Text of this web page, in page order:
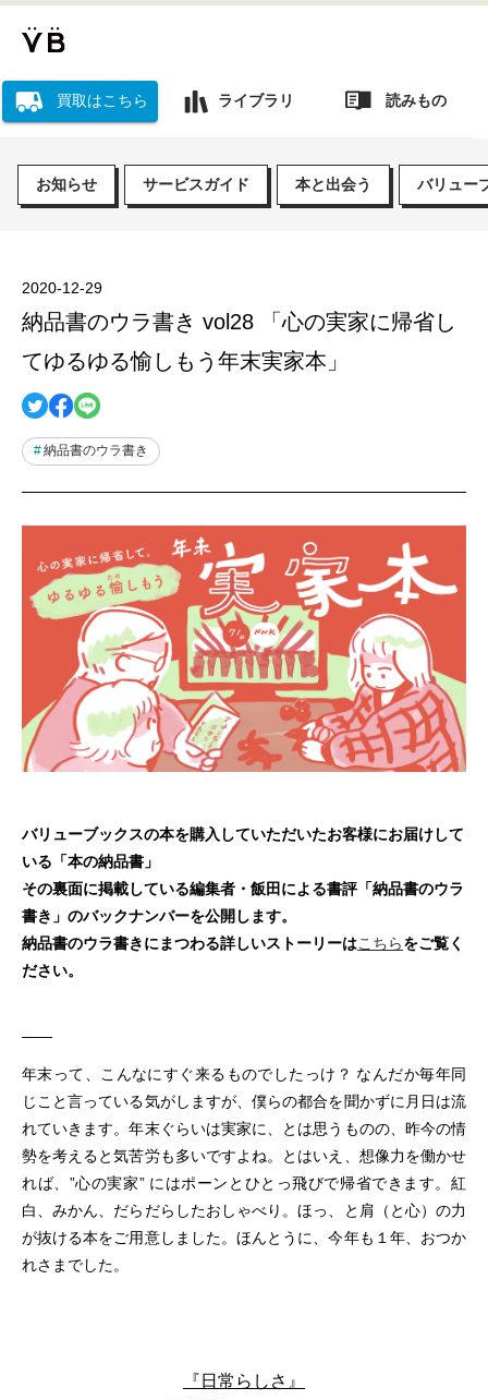
買取はこちら ライブラリ 読みもの
お知らせ サービスガイド 本と出会う バリュー
2020-12-29
納品書のウラ書き vol28 「心の実家に帰省し
てゆるゆる愉しもう年末実家本」
納品書のウラ書き
バリューブックスの本を購入していただいたお客様にお届けして
いる「本の納品書」
その裏面に掲載している編集者・飯田による書評「納品書のウラ
書き」のバックナンバーを公開します。
納品書のウラ書きにまつわる詳しいストーリーはこちらをご覧く
ださい。
——
年末って、こんなにすぐ来るものでしたっけ？ なんだか毎年同
じこと言っている気がしますが、僕らの都合を聞かずに月日は流
れていきます。年末ぐらいは実家に、とは思うものの、昨今の情
勢を考えると気苦労も多いですよね。とはいえ、想像力を働かせ
れば、”心の実家” にはポーンとひとっ飛びで帰省できます。紅
白、みかん、だらだらしたおしゃべり。ほっ、と肩（と心）の力
が抜ける本をご用意しました。ほんとうに、今年も１年、おつか
れさまでした。
『日常らしさ』